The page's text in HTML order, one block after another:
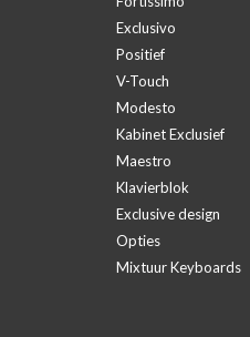
Exclusivo
Positief
V-Touch
Modesto
Kabinet Exclusief
Maestro
Klavierblok
Exclusive design
Opties
Mixtuur Keyboards